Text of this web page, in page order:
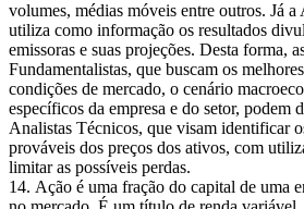
volumes, médias móveis entre outros. Já a
utiliza como informação os resultados
emissoras e suas projeções. Desta forma,
Fundamentalistas, que buscam os
condições de mercado, o cenário
específicos da empresa e do setor, podem
Analistas Técnicos, que visam identificar
prováveis dos preços dos ativos, com
limitar as possíveis perdas.
Ação é uma fração do capital de uma